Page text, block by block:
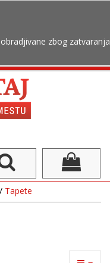
zbog zatvaranja
/ Tapete